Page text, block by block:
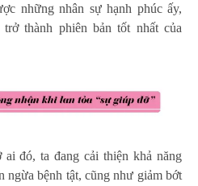
những nhân sự hạnh phúc ấy,
thành phiên bản tốt nhất của
đó, ta đang cải thiện khả năng
ngừa bệnh tật, cũng như giảm bớt